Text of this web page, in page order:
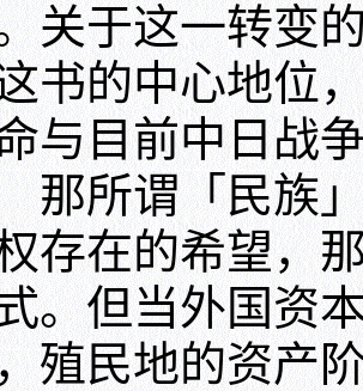
关于这一转变
书的中心地位
与目前中日战
所谓「民族」
存在的希望，
。但当外国资
殖民地的资产